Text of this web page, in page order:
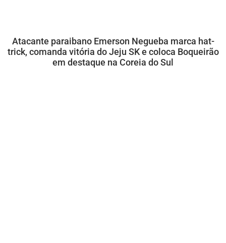
Atacante paraibano Emerson Negueba marca hat-
trick, comanda vitória do Jeju SK e coloca Boqueirão
em destaque na Coreia do Sul